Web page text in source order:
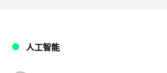
人工智能